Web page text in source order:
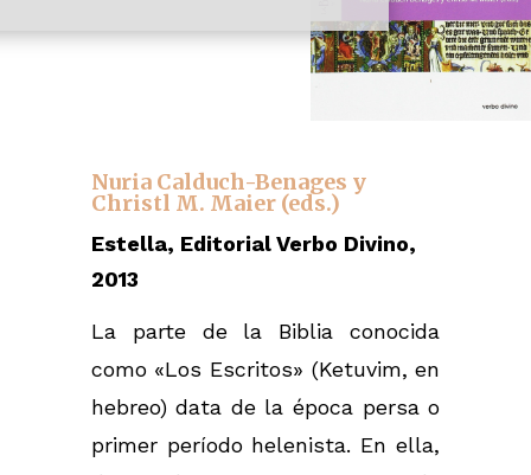
Nuria Calduch-Benages y
Christl M. Maier (eds.)
Estella, Editorial Verbo Divino,
2013
La parte de la Biblia conocida
como «Los Escritos» (Ketuvim, en
hebreo) data de la época persa o
primer período helenista. En ella,